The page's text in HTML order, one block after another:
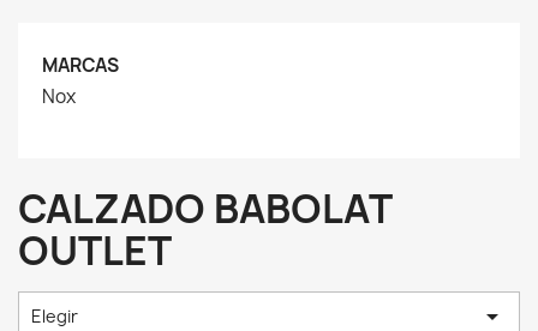
MARCAS
Nox
CALZADO BABOLAT
OUTLET
Elegir 